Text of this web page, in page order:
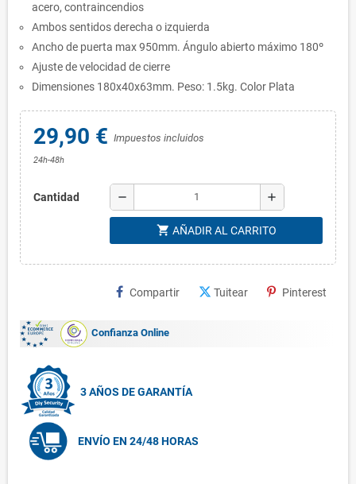
acero, contraincendios
Ambos sentidos derecha o izquierda
Ancho de puerta max 950mm. Ángulo abierto máximo 180º
Ajuste de velocidad de cierre
Dimensiones 180x40x63mm. Peso: 1.5kg. Color Plata
29,90 € Impuestos incluidos
24h-48h
Cantidad remove add
shopping_cart AÑADIR AL CARRITO
Compartir Tuitear Pinterest
Confianza Online
3 AÑOS DE GARANTÍA
ENVÍO EN 24/48 HORAS